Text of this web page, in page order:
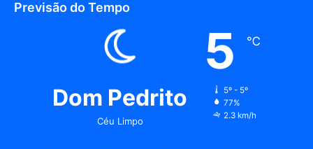
Previsão do Tempo
Dom Pedrito
Céu Limpo
5 ℃
5º - 5º
77%
2.3 km/h